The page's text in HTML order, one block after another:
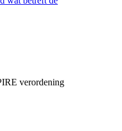
verordening